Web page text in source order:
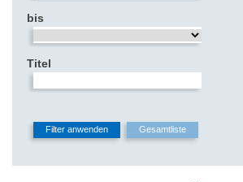
bis
Titel